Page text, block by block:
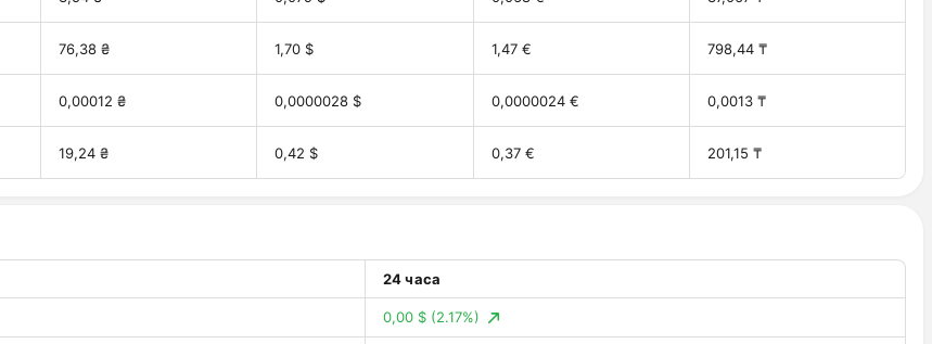
76,38 ₴ 1,70 $ 1,47 € 798,44 ₸
0,00012 ₴ 0,0000028 $ 0,0000024 € 0,0013 ₸
19,24 ₴ 0,42 $ 0,37 € 201,15 ₸
24 часа
0,00 $ (2.17%)